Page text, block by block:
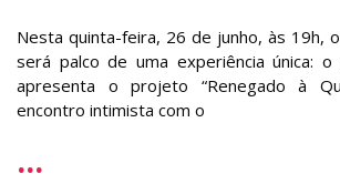
Nesta quinta-feira, 26 de junho, às 19h,
será palco de uma experiência única: o
apresenta o projeto “Renegado à
encontro intimista com o